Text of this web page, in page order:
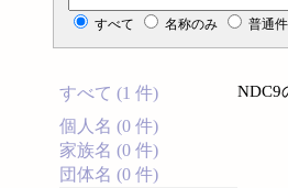
すべて 名称のみ 普通
すべて (1 件)
個人名 (0 件)
家族名 (0 件)
団体名 (0 件)
NDC9